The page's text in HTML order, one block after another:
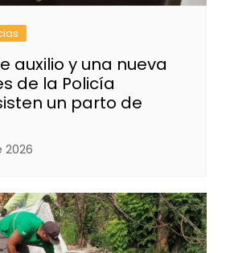
auxilio y una nueva
de la Policía
un parto de
2026